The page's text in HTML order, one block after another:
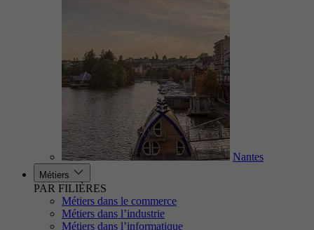
Nantes
Métiers
PAR FILIÈRES
Métiers dans le commerce
Métiers dans l’industrie
Métiers dans l’informatique